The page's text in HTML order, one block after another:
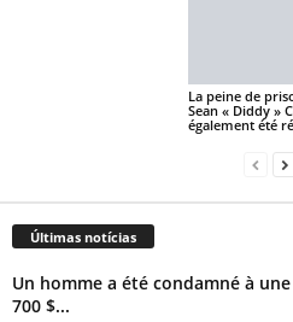
La peine de
Sean « Diddy »
également été
Últimas notícias
Un homme a été condamné à
700 $...